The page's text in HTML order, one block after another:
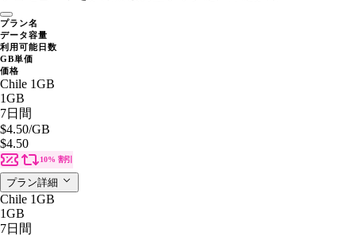
プラン名
データ容量
利用可能日数
GB単価
価格
Chile 1GB
1GB
7日間
$4.50/GB
$4.50
10% 割引
プラン詳細
Chile 1GB
1GB
7日間